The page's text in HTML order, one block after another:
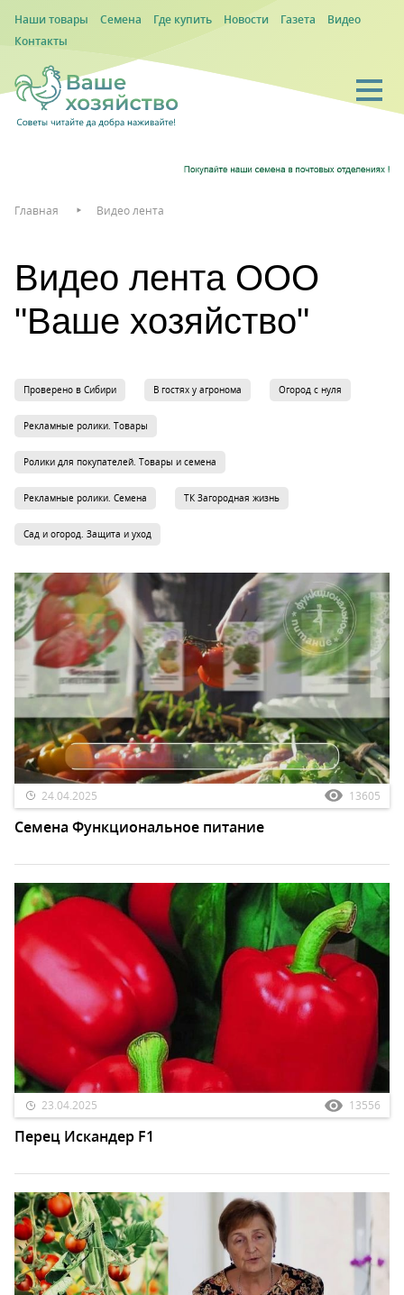
Наши товары Семена Где купить Новости Газета
Видео
Контакты
Главная Видео лента
Видео лента ООО
"Ваше хозяйство"
Проверено в Сибири В гостях у агронома Огород с нуля
Рекламные ролики. Товары
Ролики для покупателей. Товары и семена
Рекламные ролики. Семена ТК Загородная жизнь
Сад и огород. Защита и уход
24.04.2025 13605
Семена Функциональное питание
23.04.2025 13556
Перец Искандер F1